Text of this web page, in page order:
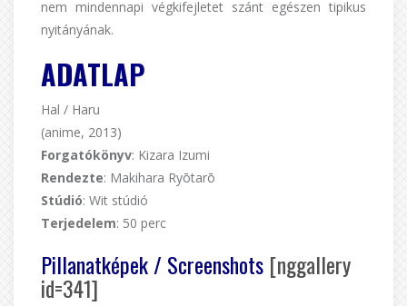
nem mindennapi végkifejletet szánt egészen tipikus
nyitányának.
ADATLAP
Hal / Haru
(anime, 2013)
Forgatókönyv: Kizara Izumi
Rendezte: Makihara Ryōtarō
Stúdió: Wit stúdió
Terjedelem: 50 perc
Pillanatképek / Screenshots [nggallery
id=341]